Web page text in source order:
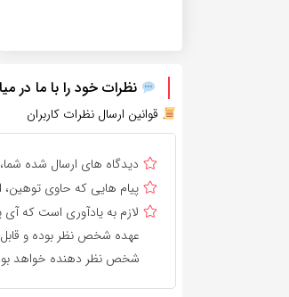
نظرات خود را با ما در
قوانین ارسال نظرات کاربران
دیدگاه های ارسال شده
پیام هایی که حاوی توهین،
لازم به یادآوری است که
عهده شخص نظر بوده و
شخص نظر دهنده خواهد